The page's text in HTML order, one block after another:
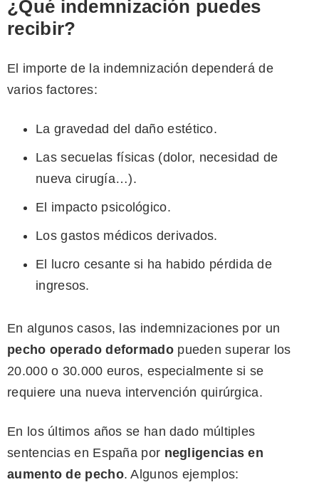
¿Qué indemnización puedes
recibir?
El importe de la indemnización dependerá de
varios factores:
La gravedad del daño estético.
Las secuelas físicas (dolor, necesidad de
nueva cirugía…).
El impacto psicológico.
Los gastos médicos derivados.
El lucro cesante si ha habido pérdida de
ingresos.
En algunos casos, las indemnizaciones por un
pecho operado deformadopueden superar los
20.000 o 30.000 euros, especialmente si se
requiere una nueva intervención quirúrgica.
En los últimos años se han dado múltiples
sentencias en España por negligencias en
aumento de pecho. Algunos ejemplos: